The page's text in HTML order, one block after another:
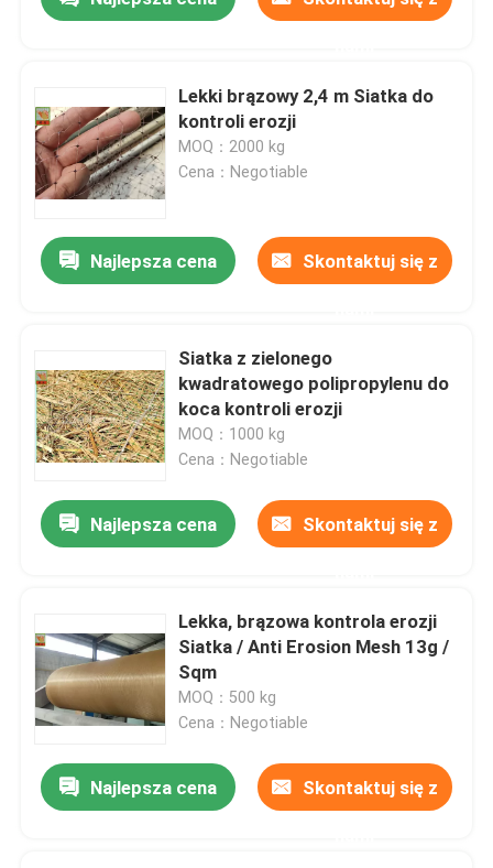
Lekki brązowy 2,4 m Siatka do
kontroli erozji
MOQ：2000 kg
Cena：Negotiable
Najlepsza cena Skontaktuj się z
Siatka z zielonego
kwadratowego polipropylenu do
koca kontroli erozji
MOQ：1000 kg
Cena：Negotiable
Najlepsza cena Skontaktuj się z
Lekka, brązowa kontrola erozji
Siatka / Anti Erosion Mesh 13g /
Sqm
MOQ：500 kg
Cena：Negotiable
Najlepsza cena Skontaktuj się z